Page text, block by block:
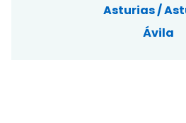
Asturias /
Ávila